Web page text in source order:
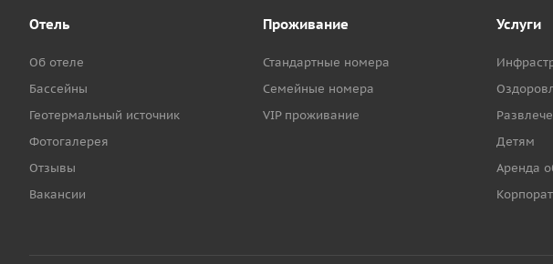
Отель
Об отеле
Бассейны
Геотермальный источник
Фотогалерея
Отзывы
Вакансии
Проживание
Стандартные номера
Семейные номера
VIP проживание
Услуги
Детям
Аренда